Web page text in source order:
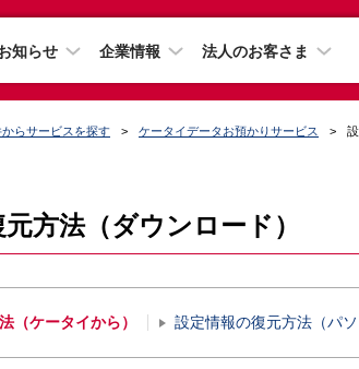
知らせ 企業情報 法人のお客さま
からサービスを探す ケータイデータお預かりサービス
方法（ダウンロード）
（ケータイから） 設定情報の復元方法（パソ